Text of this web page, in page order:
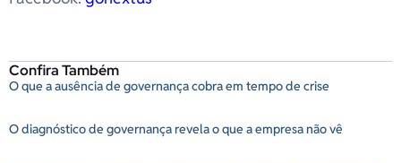
Confira Também
O que a ausência de governança cobra em tempo de crise
O diagnóstico de governança revela o que a empresa não vê